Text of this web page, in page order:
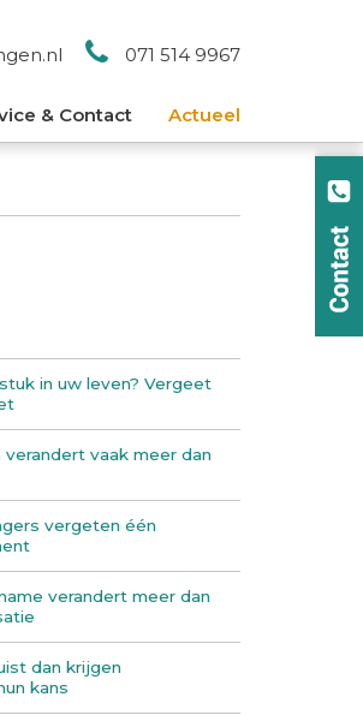
071 514 9967
& Contact Actueel
in uw leven? Vergeet
vaak meer dan
vergeten één
verandert meer dan
dan krijgen
kans